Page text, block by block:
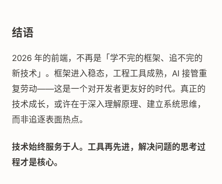
结语
2026 年的前端，不再是「学不完的框架、追不完的
新技术」。框架进入稳态，工程工具成熟，AI 接管重
复劳动——这是一个对开发者更友好的时代。真正的
技术成长，或许在于深入理解原理、建立系统思维，
而非追逐表面热点。
技术始终服务于人。工具再先进，解决问题的思考过
程才是核心。